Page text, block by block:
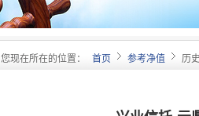
您现在所在的位置： 首页 参考净值 历